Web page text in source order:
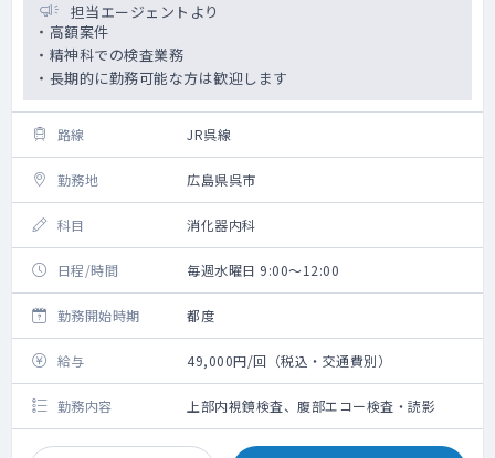
担当エージェントより
・高額案件
・精神科での検査業務
・長期的に勤務可能な方は歓迎します
路線 JR呉線
勤務地 広島県呉市
科目 消化器内科
日程/時間 毎週水曜日 9:00～12:00
勤務開始時期 都度
給与 49,000円/回（税込・交通費別）
勤務内容 上部内視鏡検査、腹部エコー検査・読影